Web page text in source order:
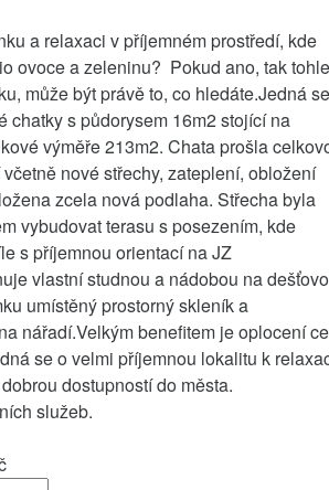
a relaxaci v příjemném prostředí, kde
ovoce a zeleninu? Pokud ano, tak tohle
může být právě to, co hledáte.Jedná
chatky s půdorysem 16m2 stojící na
výměře 213m2. Chata prošla
nové střechy, zateplení, obložení
zcela nová podlaha. Střecha byla
vybudovat terasu s posezením, kde
s příjemnou orientací na JZ
vlastní studnou a nádobou na
umístěný prostorný skleník a
nářadí.Velkým benefitem je oplocení
se o velmi příjemnou lokalitu k
dostupností do města.
služeb.